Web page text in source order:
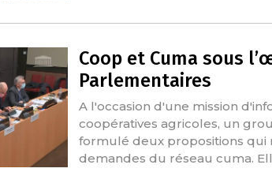
Coop et Cuma sous
Parlementaires
A l'occasion d'une mission
coopératives agricoles, un
formulé deux propositions qui
demandes du réseau cuma.